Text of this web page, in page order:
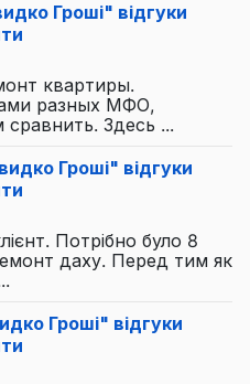
Гроші" відгуки
квартиры.
разных МФО,
Здесь ...
Гроші" відгуки
Потрібно було 8
даху. Перед тим як
Гроші" відгуки